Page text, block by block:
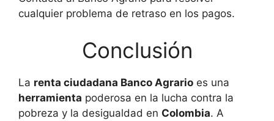
cualquier problema de retraso en los pagos.
Conclusión
La renta ciudadana Banco Agrario es una
herramienta poderosa en la lucha contra la
pobreza y la desigualdad en Colombia. A